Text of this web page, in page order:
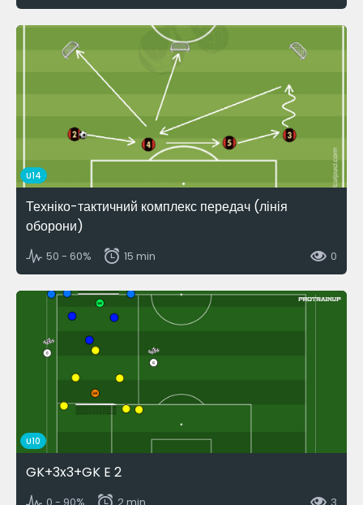
U14
Техніко-тактичний комплекс передач (лінія
оборони)
50 - 60% 15 min 0
U10
GK+3x3+GK E 2